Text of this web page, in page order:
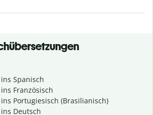
Spanisch
Französisch
Portugiesisch (Brasilianisch)
Deutsch